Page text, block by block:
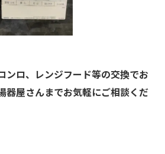
ンロ、レンジフード等の交換でお
器屋さんまでお気軽にご相談くだ